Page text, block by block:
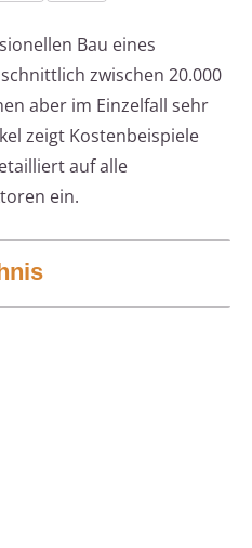
Bau eines
zwischen 20.000
aber im Einzelfall sehr
zeigt Kostenbeispiele
auf alle
ein.